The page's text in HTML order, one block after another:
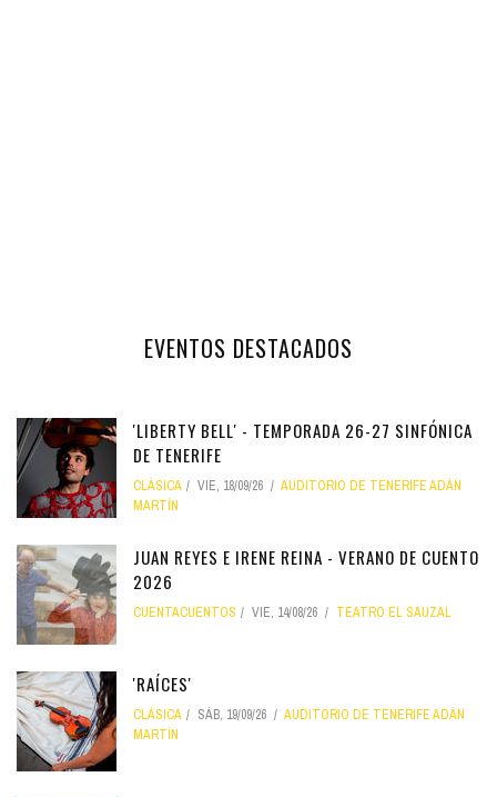
EVENTOS DESTACADOS
'LIBERTY BELL' - TEMPORADA 26-27 SINFÓNICA
DE TENERIFE
CLÁSICA VIE, 18/09/26
AUDITORIO DE TENERIFE ADÁN
MARTÍN
JUAN REYES E IRENE REINA - VERANO DE CUENTO
2026
CUENTACUENTOS VIE, 14/08/26 TEATRO EL SAUZAL
'RAÍCES'
CLÁSICA SÁB, 19/09/26
AUDITORIO DE TENERIFE ADÁN
MARTÍN